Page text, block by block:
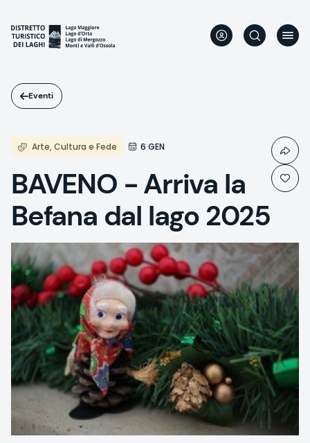
contenuto
principale
Eventi
Arte, Cultura e Fede 6 GEN
BAVENO - Arriva la
Befana dal lago 2025